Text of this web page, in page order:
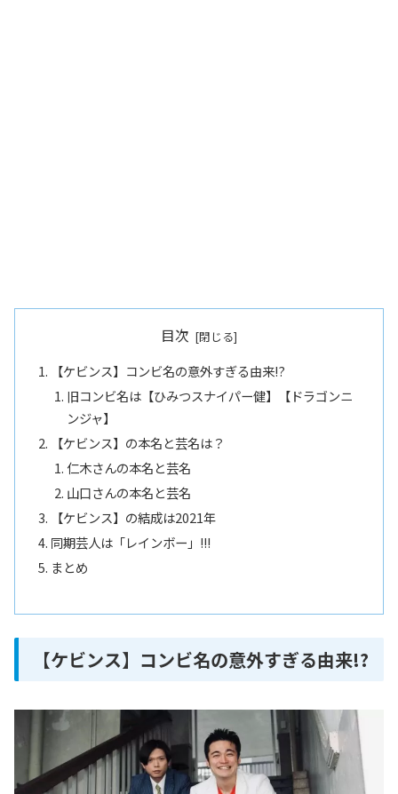
目次
【ケビンス】コンビ名の意外すぎる由来!?
旧コンビ名は【ひみつスナイパー健】【ドラゴンニ
ンジャ】
【ケビンス】の本名と芸名は？
仁木さんの本名と芸名
山口さんの本名と芸名
【ケビンス】の結成は2021年
同期芸人は「レインボー」!!!
まとめ
【ケビンス】コンビ名の意外すぎる由来!?